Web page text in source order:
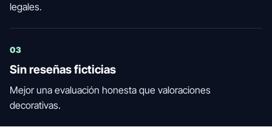
legales.
03
Sin reseñas ficticias
Mejor una evaluación honesta que valoraciones
decorativas.